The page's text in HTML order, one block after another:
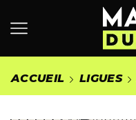
ACCUEIL LIGUES